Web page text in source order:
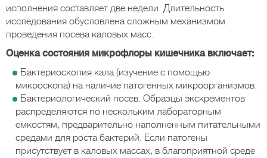
исполнения составляет две недели. Длительность
исследования обусловлена сложным механизмом
проведения посева каловых масс.
Оценка состояния микрофлоры кишечника включает:
Бактериоскопия кала (изучение с помощью
микроскопа) на наличие патогенных микроорганизмов.
Бактериологический посев. Образцы экскрементов
распределяются по нескольким лабораторным
емкостям, предварительно наполненным питательными
средами для роста бактерий. Если патогены
присутствует в каловых массах, в благоприятной среде